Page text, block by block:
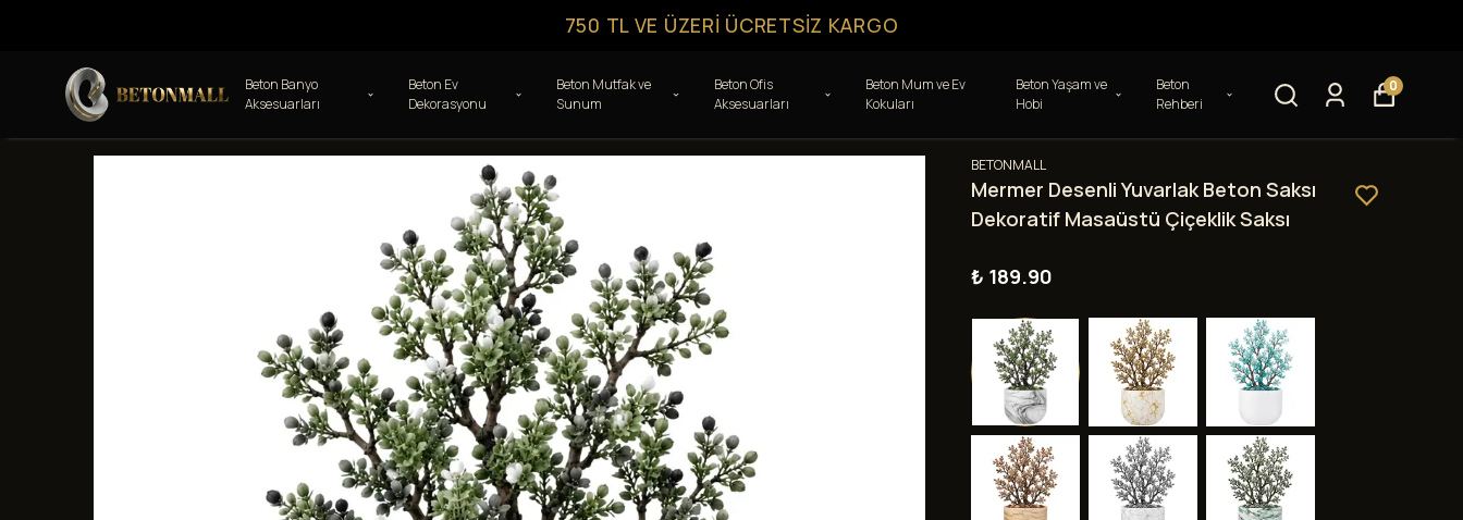
750 TL VE ÜZERI ÜCRETSIZ KARGO
Beton Banyo
Aksesuarları
Beton Ev
Dekorasyonu
Beton Mutfak ve
Sunum
Beton Ofis
Aksesuarları
Beton Mum ve Ev
Kokuları
Beton Yaşam ve
Hobi
Beton
Rehberi
0
BETONMALL
Mermer Desenli Yuvarlak Beton Saksı
Dekoratif Masaüstü Çiçeklik Saksı
₺ 189.90